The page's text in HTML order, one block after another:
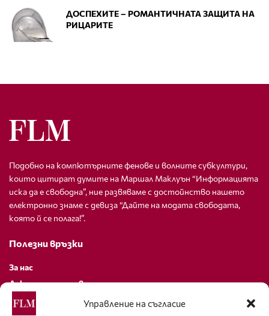
Управление на съгласие
ДОСПЕХИТЕ – РОМАНТИЧНАТА ЗАЩИТА НА
РИЦАРИТЕ
Подобно на компютърните фенове и волните субкултури,
които цитират думите на Маршал Маклуън “Информацията
иска да е свободна”, ние развяваме с достойнство нашето
електронно знаме с девиза “Дайте на модата свободата,
която й се полага!”.
Полезни връзки
За нас
Декларация за поверителност
Политика за бисквитки